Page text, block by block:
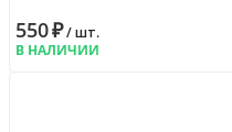
550₽/ шт.
В НАЛИЧИИ